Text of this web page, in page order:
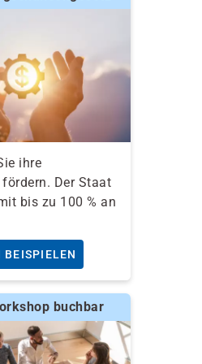
ihre
Der Staat
bis zu 100 % an
BEISPIELEN
buchbar